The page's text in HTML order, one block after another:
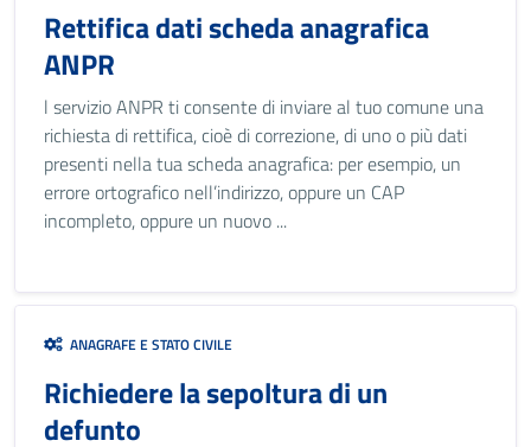
Rettifica dati scheda anagrafica
ANPR
l servizio ANPR ti consente di inviare al tuo comune una
richiesta di rettifica, cioè di correzione, di uno o più dati
presenti nella tua scheda anagrafica: per esempio, un
errore ortografico nell’indirizzo, oppure un CAP
incompleto, oppure un nuovo ...
ANAGRAFE E STATO CIVILE
Richiedere la sepoltura di un
defunto